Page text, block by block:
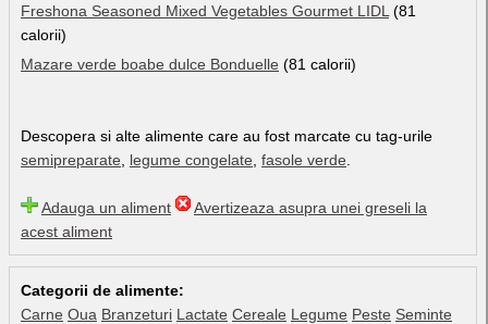
Freshona Seasoned Mixed Vegetables Gourmet LIDL (81
calorii)
Mazare verde boabe dulce Bonduelle (81 calorii)
Descopera si alte alimente care au fost marcate cu tag-urile
semipreparate
legume congelate fasole verde
Adauga un aliment
Avertizeaza asupra unei greseli la
acest aliment
Categorii de alimente:
Carne Oua Branzeturi Lactate Cereale Legume Peste Seminte